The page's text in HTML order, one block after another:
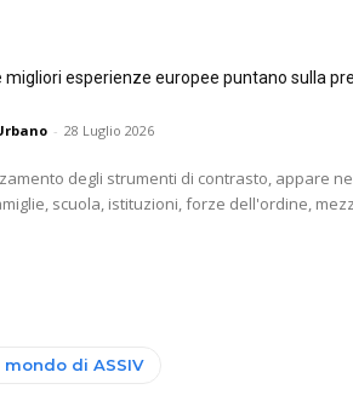
esperienze europee puntano sulla
- 28 Luglio 2026
degli strumenti di contrasto, appare
scuola, istituzioni, forze dell'ordine,
mondo di ASSIV